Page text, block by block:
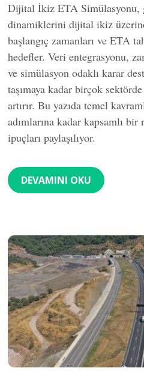
Dijital İkiz ETA Simülasyonu,
dinamiklerini dijital ikiz
başlangıç zamanları ve ETA
hedefler. Veri entegrasyonu,
ve simülasyon odaklı karar
taşımaya kadar birçok
artırır. Bu yazıda temel
adımlarına kadar kapsamlı
ipuçları paylaşılıyor.
DEVAMINI OKU